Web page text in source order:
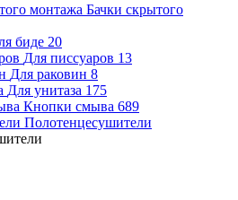
Бачки скрытого
биде 20
Для писсуаров 13
Для раковин 8
Для унитаза 175
Кнопки смыва 689
Полотенцесушители